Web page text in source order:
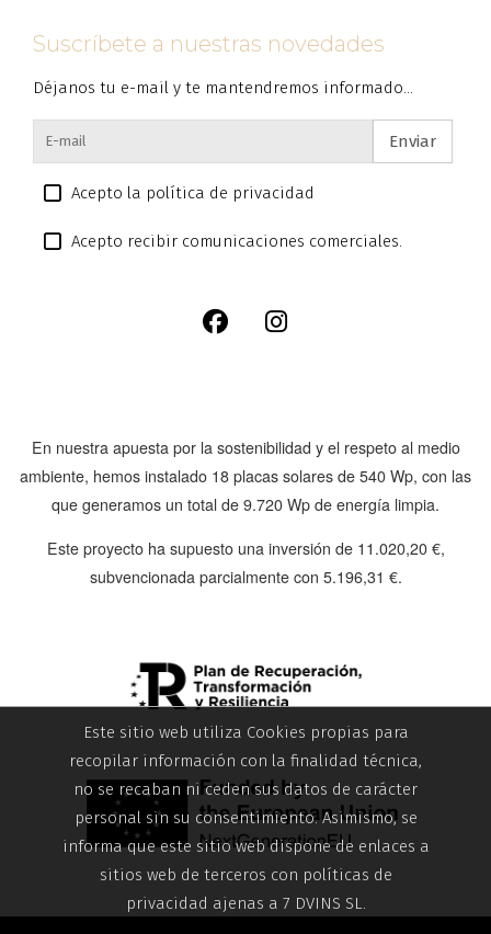
Suscríbete a nuestras novedades
Déjanos tu e-mail y te mantendremos informado...
Enviar
Acepto la política de privacidad
Acepto recibir comunicaciones comerciales.
En nuestra apuesta por la sostenibilidad y el respeto al medio
ambiente, hemos instalado 18 placas solares de 540 Wp, con las
que generamos un total de 9.720 Wp de energía limpia.
Este proyecto ha supuesto una inversión de 11.020,20 €,
subvencionada parcialmente con 5.196,31 €.
Este sitio web utiliza Cookies propias para
recopilar información con la finalidad técnica,
no se recaban ni ceden sus datos de carácter
personal sin su consentimiento. Asimismo, se
informa que este sitio web dispone de enlaces a
sitios web de terceros con políticas de
privacidad ajenas a 7 DVINS SL.